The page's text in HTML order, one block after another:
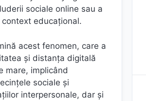
sociale online sau a
educațional.
acest fenomen, care a
și distanța digitală
mare, implicând
sociale și
interpersonale, dar și